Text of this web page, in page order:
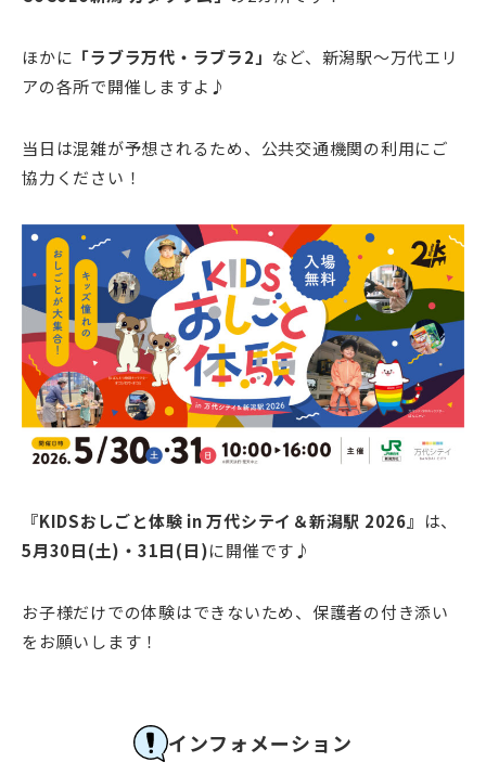
ほかに 「ラブラ万代・ラブラ2」 など、新潟駅～万代エリ
アの各所で開催しますよ♪
当日は混雑が予想されるため、公共交通機関の利用にご
協力ください！
『KIDSおしごと体験 in 万代シテイ＆新潟駅 2026』 は、
5月30日(土)・31日(日)に開催です♪
お子様だけでの体験はできないため、保護者の付き添い
をお願いします！
インフォメーション